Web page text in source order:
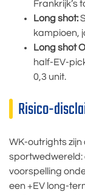
Frankrijk’s
Long shot:
kampioen,
Long shot
half-EV-
0,3 unit.
Risico-
WK-outrights
sportwedwereld:
voorspelling
een +EV long-